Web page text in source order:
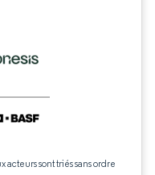
sont triés sans ordre